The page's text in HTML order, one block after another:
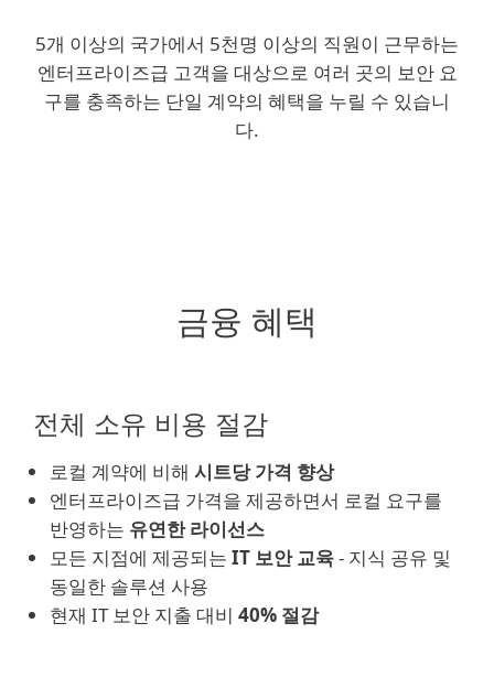
5개 이상의 국가에서 5천명 이상의 직원이 근무하는
엔터프라이즈급 고객을 대상으로 여러 곳의 보안 요
구를 충족하는 단일 계약의 혜택을 누릴 수 있습니
다.
금융 혜택
전체 소유 비용 절감
로컬 계약에 비해 시트당 가격 향상
엔터프라이즈급 가격을 제공하면서 로컬 요구를
반영하는 유연한 라이선스
모든 지점에 제공되는 IT 보안 교육- 지식 공유 및
동일한 솔루션 사용
현재 IT 보안 지출 대비 40% 절감